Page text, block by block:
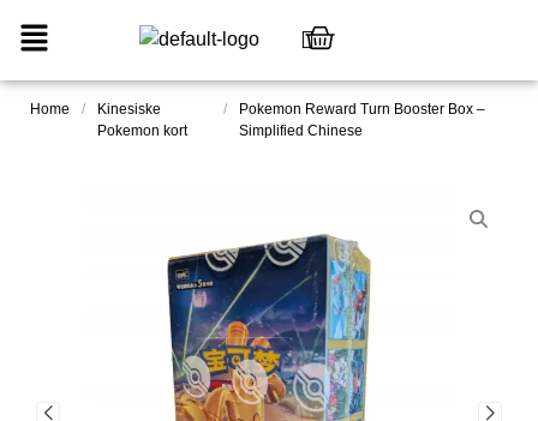
Home /
Kinesiske
Pokemon kort
/
Pokemon Reward Turn Booster Box –
Simplified Chinese